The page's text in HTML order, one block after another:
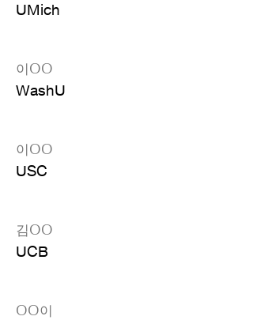
UMich
이OO
WashU
이OO
USC
김OO
UCB
OO이